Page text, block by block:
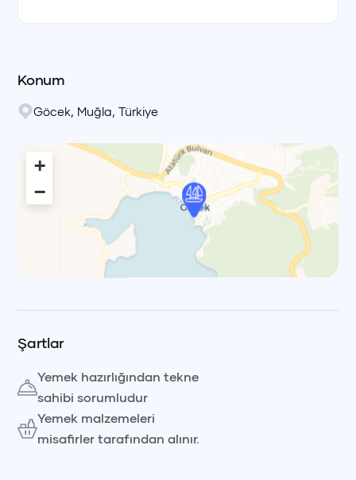
Konum
Göcek Muğla Türkiye
+
−
Şartlar
Yemek hazırlığından tekne
sahibi sorumludur
Yemek malzemeleri
misafirler tarafından alınır.